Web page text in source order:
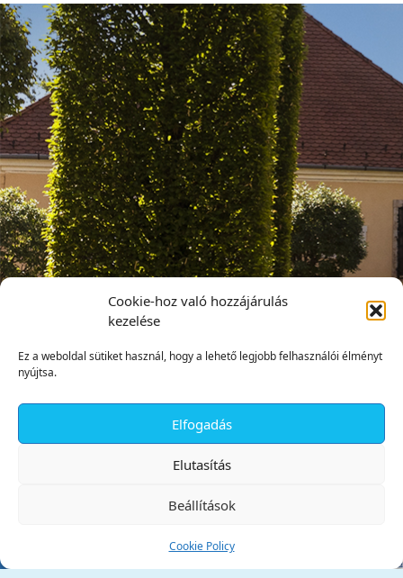
Cookie-hoz való hozzájárulás
kezelése
Ez a weboldal sütiket használ, hogy a lehető legjobb felhasználói élményt
nyújtsa.
Elfogadás
Elutasítás
Beállítások
Cookie Policy
Tata Város Önkormányzata
✕